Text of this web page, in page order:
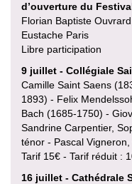
d’ouverture du
Florian Baptiste
Eustache Paris
Libre participation
9 juillet - Collégiale
Camille Saint Saens
1893) - Felix
Bach (1685-1750) -
Sandrine Carpentier,
ténor - Pascal
Tarif 15€ - Tarif réduit :
16 juillet - Cathédrale